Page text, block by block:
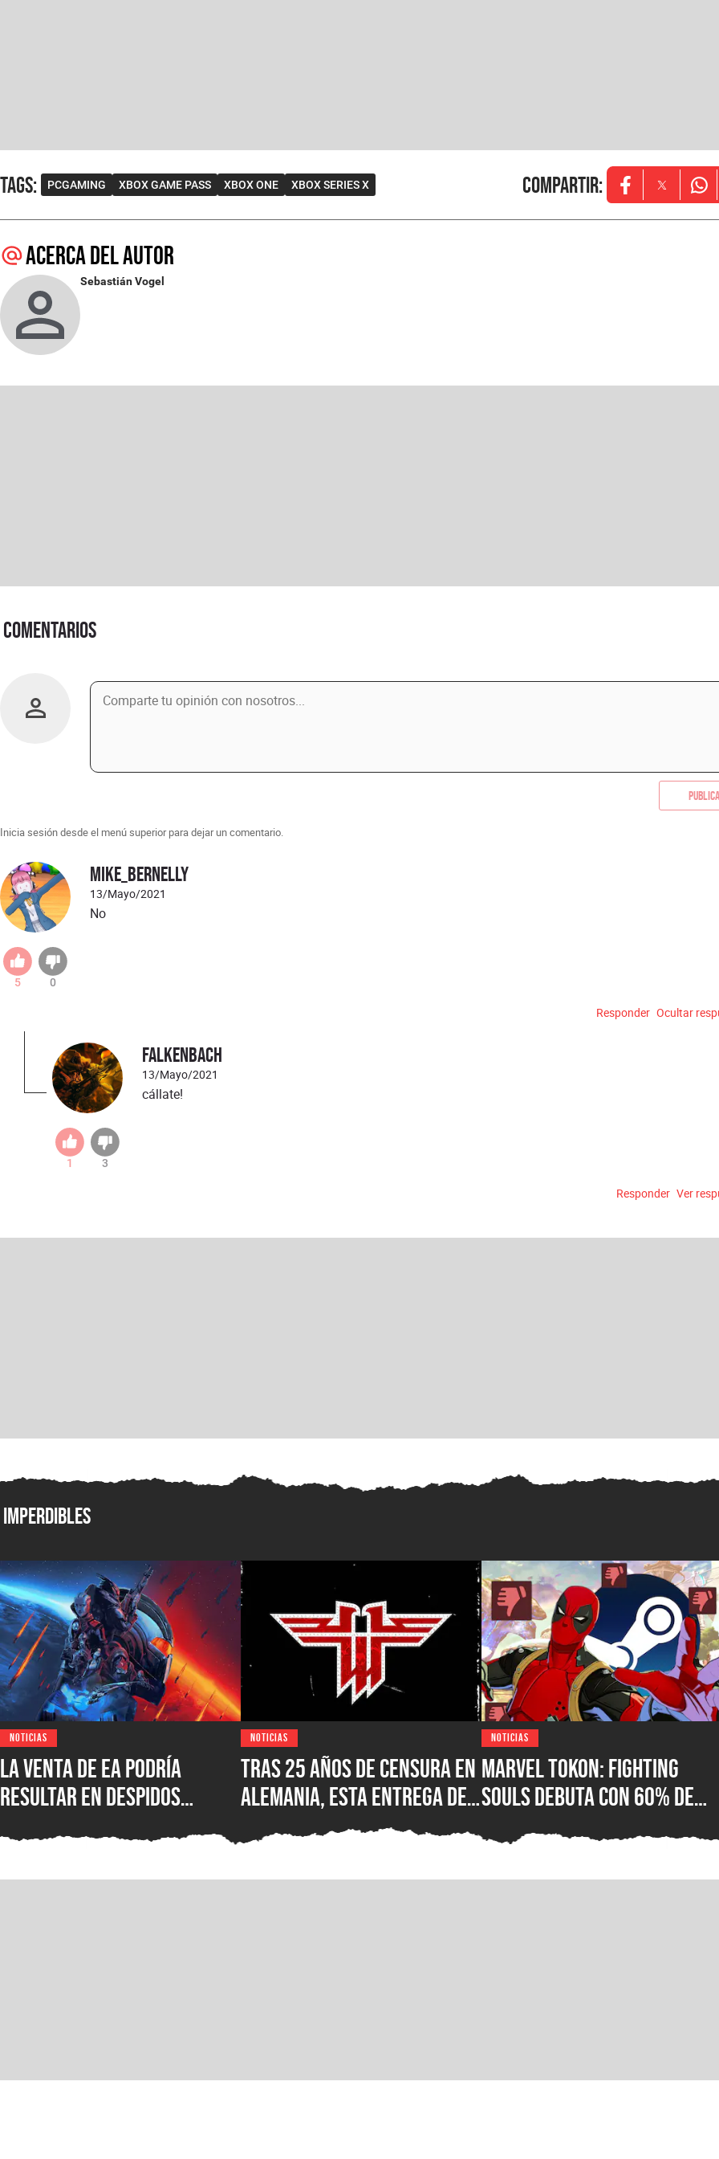
Tags: PCGAMING XBOX GAME PASS XBOX ONE XBOX SERIES X Compartir: Opens in new
Opens in
Acerca del autor
Sebastián Vogel
Comentarios
Inicia sesión desde el menú superior para dejar un comentario.
Mike_Bernelly
13/Mayo/2021
5 0
No
Responder Ocultar
Falkenbach
13/Mayo/2021
1 3
cállate!
Responder Ver
Imperdibles
NOTICIAS
La venta de EA podría
resultar en despidos
señalan fuentes
NOTICIAS
Tras 25 años de censura en
Alemania, esta entrega de
Wolfenstein por fin está
disponible en su versión
original en PC para Steam,
NOTICIAS
Marvel Tokon: Fighting
Souls debuta con 60% de
Steam, ¿qué está mal con el
nuevo juego de lucha de